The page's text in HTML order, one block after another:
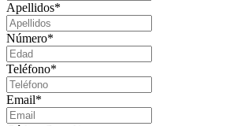
Apellidos*
Número*
Teléfono*
Email*